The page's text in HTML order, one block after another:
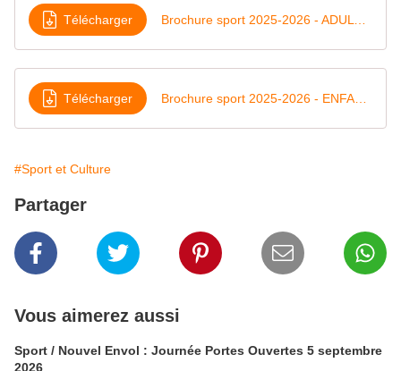
Télécharger
Télécharger
#Sport et Culture
Partager
Vous aimerez aussi
Sport / Nouvel Envol : Journée Portes Ouvertes 5 septembre
2026